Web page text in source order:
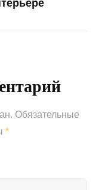
Обязательные
*